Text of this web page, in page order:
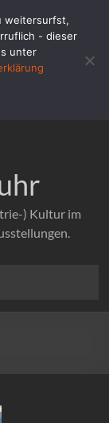
) Kultur im
weitersurfst,
- dieser
unter